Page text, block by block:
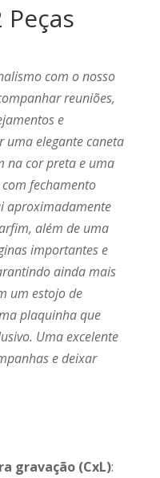
com o nosso
reuniões,
e
uma elegante caneta
na cor preta e uma
fechamento
aproximadamente
além de uma
importantes e
ainda mais
um estojo de
plaquinha que
Uma excelente
e deixar
gravação(CxL):